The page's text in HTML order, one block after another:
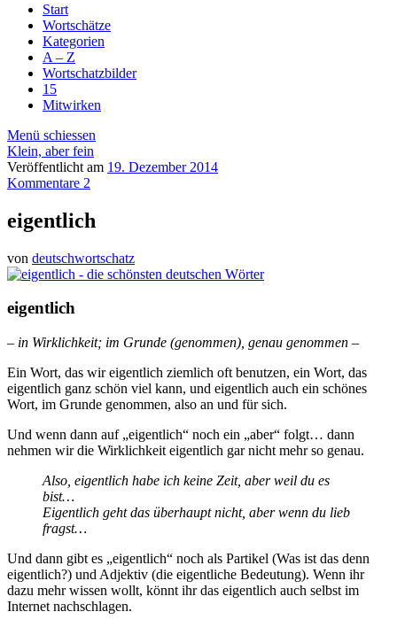
Start
Wortschätze
Kategorien
A – Z
Wortschatzbilder
15
Mitwirken
Menü schiessen
Klein, aber fein
Veröffentlicht am 19. Dezember 2014
Kommentare 2
eigentlich
von deutschwortschatz
eigentlich
– in Wirklichkeit; im Grunde (genommen), genau genommen –
Ein Wort, das wir eigentlich ziemlich oft benutzen, ein Wort, das
eigentlich ganz schön viel kann, und eigentlich auch ein schönes
Wort, im Grunde genommen, also an und für sich.
Und wenn dann auf „eigentlich“ noch ein „aber“ folgt… dann
nehmen wir die Wirklichkeit eigentlich gar nicht mehr so genau.
Also, eigentlich habe ich keine Zeit, aber weil du es
bist…
Eigentlich geht das überhaupt nicht, aber wenn du lieb
fragst…
Und dann gibt es „eigentlich“ noch als Partikel (Was ist das denn
eigentlich?) und Adjektiv (die eigentliche Bedeutung). Wenn ihr
dazu mehr wissen wollt, könnt ihr das eigentlich auch selbst im
Internet nachschlagen.